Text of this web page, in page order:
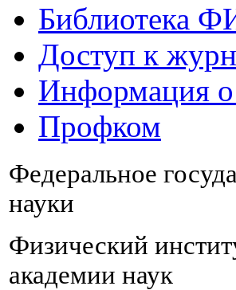
Библиотека
Доступ к
Информация
Профком
Федеральное
науки
Физический
академии наук